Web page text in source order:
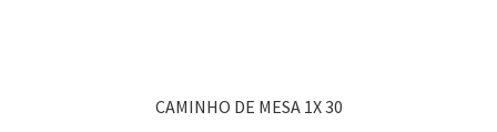
CAMINHO DE MESA 1X 30